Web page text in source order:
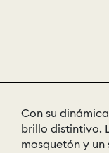
Con su
brillo distintivo.
mosquetón y